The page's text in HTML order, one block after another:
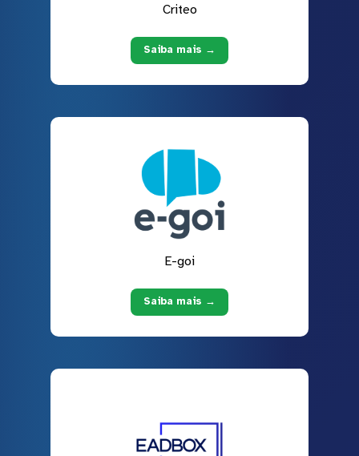
Criteo
Saiba mais →
E-goi
Saiba mais →